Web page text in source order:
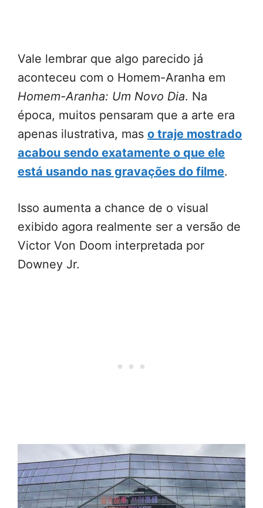
Vale lembrar que algo parecido já
aconteceu com o Homem-Aranha em
Homem-Aranha: Um Novo Dia. Na
época, muitos pensaram que a arte era
apenas ilustrativa, mas o traje mostrado
acabou sendo exatamente o que ele
está usando nas gravações do filme.
Isso aumenta a chance de o visual
exibido agora realmente ser a versão de
Victor Von Doom interpretada por
Downey Jr.